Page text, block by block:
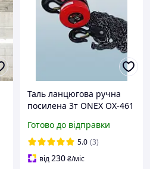
Таль ланцюгова ручна
посилена 3т ONEX OX-461
ручної Лебідки
підіймальні
Готово до відправки
5.0 (3)
від230₴/міс